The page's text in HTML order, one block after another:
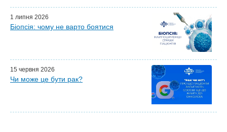
Партнери LISOD
1 липня 2026
Біопсія: чому не варто боятися
15 червня 2026
Чи може це бути рак?